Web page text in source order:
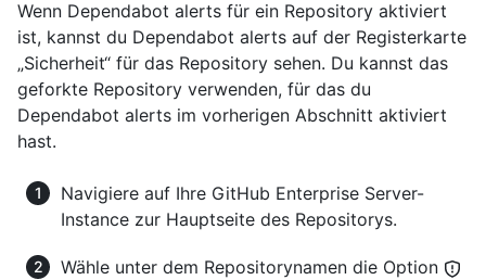
Wenn Dependabot alerts für ein Repository aktiviert
ist, kannst du Dependabot alerts auf der Registerkarte
„Sicherheit“ für das Repository sehen. Du kannst das
geforkte Repository verwenden, für das du
Dependabot alerts im vorherigen Abschnitt aktiviert
hast.
Navigiere auf Ihre GitHub Enterprise Server-
Instance zur Hauptseite des Repositorys.
Wähle unter dem Repositorynamen die Option